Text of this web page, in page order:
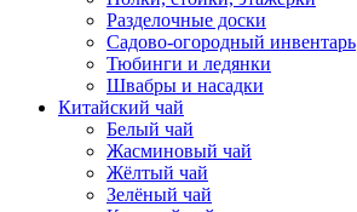
Разделочные доски
Садово-огородный инвентарь
Тюбинги и ледянки
Швабры и насадки
Китайский чай
Белый чай
Жасминовый чай
Жёлтый чай
Зелёный чай